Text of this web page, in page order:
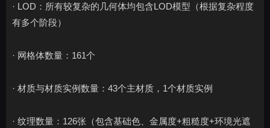
· LOD：所有较复杂的几何体均包含LOD模型（根据复杂程度
有多个阶段）
· 网格体数量：161个
· 材质与材质实例数量：43个主材质，1个材质实例
· 纹理数量：126张（包含基础色、金属度+粗糙度+环境光遮